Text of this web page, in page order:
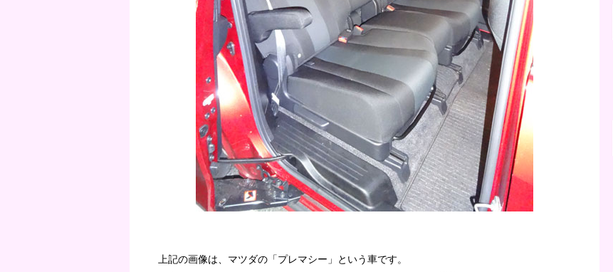
上記の画像は、マツダの「プレマシー」という車です。